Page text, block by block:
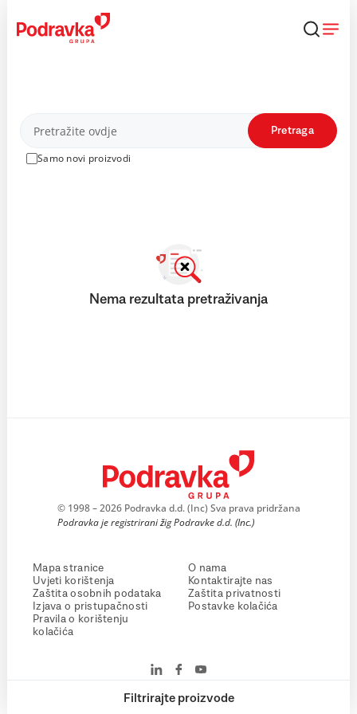
content
Proizvodi
Samo novi proizvodi
Pretraga
Filtrirajte proizvode
Nema rezultata pretraživanja
© 1998 – 2026 Podravka d.d. (Inc) Sva prava pridržana
Podravka je registrirani žig Podravke d.d. (Inc.)
Mapa stranice
Uvjeti korištenja
Zaštita osobnih podataka
Izjava o pristupačnosti
Pravila o korištenju
kolačića
O nama
Kontaktirajte nas
Zaštita privatnosti
Postavke kolačića